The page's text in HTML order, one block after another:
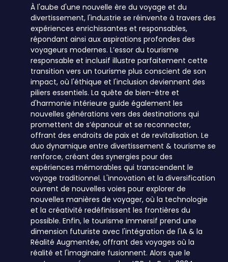
À l'aube d'une nouvelle ère du voyage et du
divertissement, l'industrie se réinvente à travers des
expériences enrichissantes et responsables,
répondant ainsi aux aspirations profondes des
voyageurs modernes. L’essor du tourisme
responsable et inclusif illustre parfaitement cette
transition vers un tourisme plus conscient de son
impact, où l'éthique et l'inclusion deviennent des
piliers essentiels. La quête de bien-être et
d'harmonie intérieure guide également les
nouvelles générations vers des destinations qui
promettent de s’épanouir et se reconnecter,
offrant des endroits de paix et de revitalisation. Le
duo dynamique entre divertissement & tourisme se
renforce, créant des synergies pour des
expériences mémorables qui transcendent le
voyage traditionnel. L'innovation et la diversification
ouvrent de nouvelles voies pour explorer de
nouvelles manières de voyager, où la technologie
et la créativité redéfinissent les frontières du
possible. Enfin, le tourisme immersif prend une
dimension futuriste avec l'intégration de l'IA & la
Réalité Augmentée, offrant des voyages où la
réalité et l'imaginaire fusionnent. Alors que le